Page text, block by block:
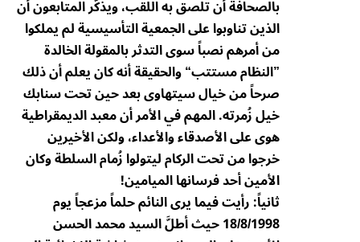
بالصحافة أن تلصق به اللقب، ويذكُّر المتابعون أن
الذين تناوبوا على الجمعية التأسيسية لم يملكوا
من أمرهم نصباً سوى التدثر بالمقولة الخالدة
”النظام مستتب“ والحقيقة أنه كان يعلم أن ذلك
صرحاً من خيال سيتهاوى بعد حين تحت سنابك
خيل زُمرته. المهم في الأمر أن معبد الديمقراطية
هوى على الأصدقاء والأعداء، ولكن الأخيرين
خرجوا من تحت الركام ليتولوا زُمام السلطة وكان
الأمين أحد فرسانها الميامين!
ثانياً: رأيت فيما يرى النائم حلماً مزعجاً يوم
18/8/1998 حيث أطلَّ السيد محمد الحسن